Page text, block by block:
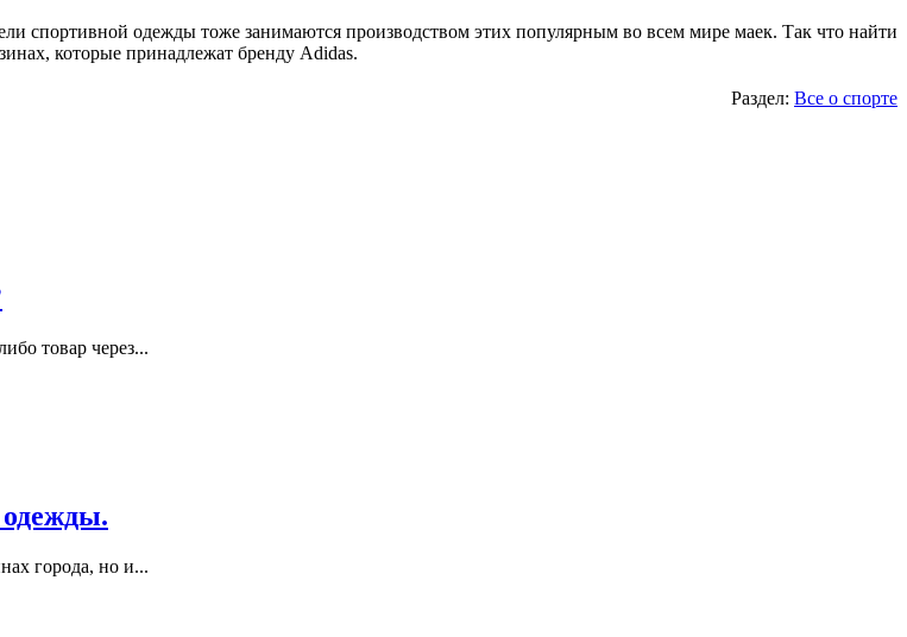
спортивной одежды тоже занимаются производством этих популярным во всем мире маек. Так что найти
которые принадлежат бренду Adidas.
Раздел: Все о спорте
товар через...
города, но и...